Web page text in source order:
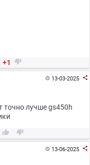
+1 
13-03-2025 
точно лучше gs450h
 
13-06-2025 